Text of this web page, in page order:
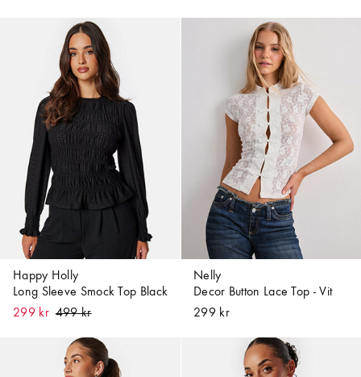
Happy Holly
Long Sleeve Smock Top Black
299 kr
Nelly
Decor Button Lace Top - Vit
299 kr